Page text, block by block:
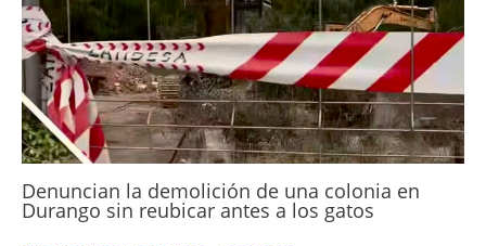
Denuncian la demolición de una colonia en
Durango sin reubicar antes a los gatos